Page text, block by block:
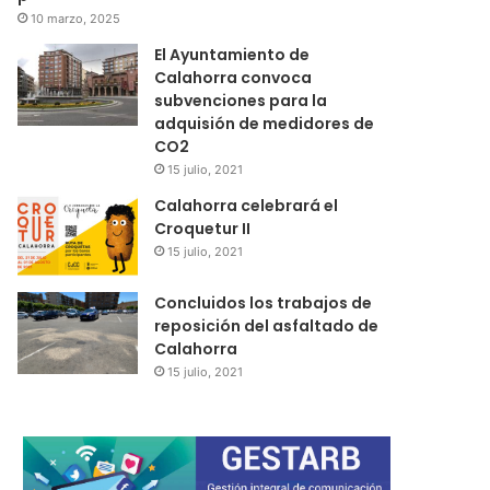
10 marzo, 2025
El Ayuntamiento de
Calahorra convoca
subvenciones para la
adquisión de medidores de
CO2
15 julio, 2021
Calahorra celebrará el
Croquetur II
15 julio, 2021
Concluidos los trabajos de
reposición del asfaltado de
Calahorra
15 julio, 2021